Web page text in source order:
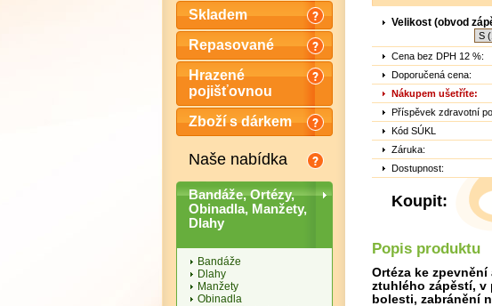
Skladem
Repasované
Hrazené
pojišťovnou
Zboží s dárkem
Naše nabídka
Bandáže, Ortézy,
Obinadla, Manžety,
Dlahy
Bandáže
Dlahy
Manžety
Obinadla
Velikost (obvod
Cena bez DPH 12 %:
Doporučená cena:
Nákupem ušetříte:
Příspěvek zdravotní
Kód SÚKL
Záruka:
Dostupnost:
Koupit:
Popis produktu
Ortéza ke
ztuhlého zápěstí, v
bolesti, zabránění